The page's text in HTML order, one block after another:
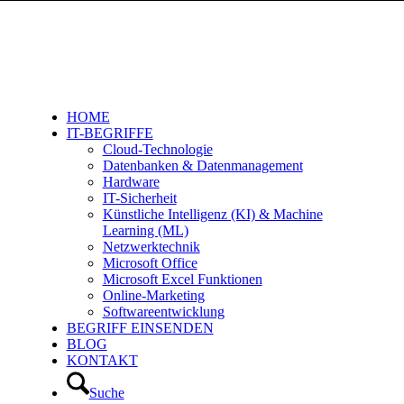
HOME
IT-BEGRIFFE
Cloud-Technologie
Datenbanken & Datenmanagement
Hardware
IT-Sicherheit
Künstliche Intelligenz (KI) & Machine
Learning (ML)
Netzwerktechnik
Microsoft Office
Microsoft Excel Funktionen
Online-Marketing
Softwareentwicklung
BEGRIFF EINSENDEN
BLOG
KONTAKT
Suche